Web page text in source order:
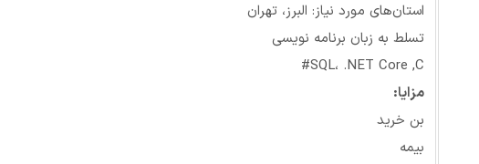
استان‌های مورد نیاز: البرز، تهران
تسلط به زبان برنامه نویسی
SQL، .NET Core ,C#
مزایا:
بن خرید
بیمه